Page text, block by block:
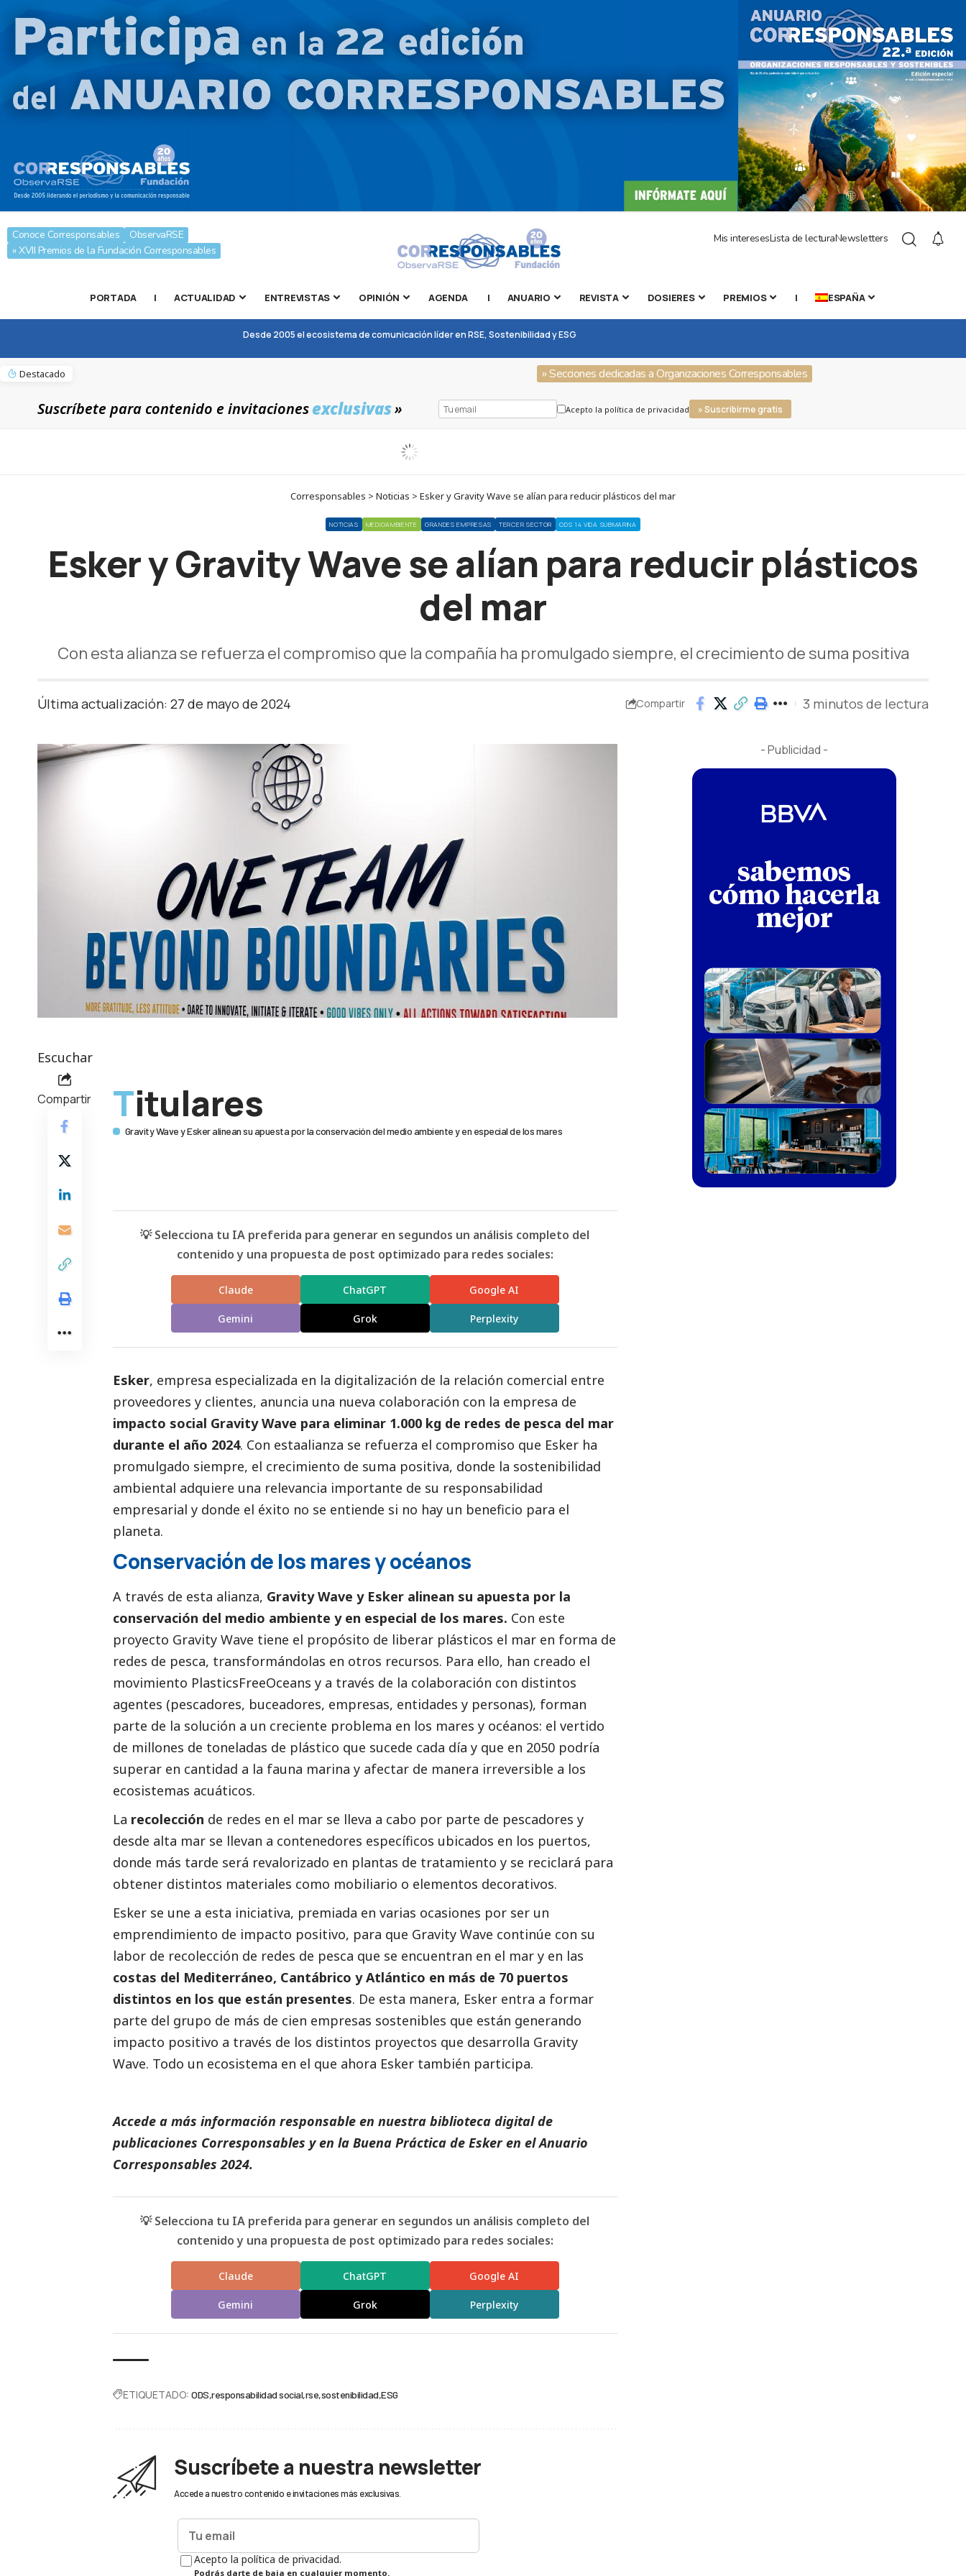
Conoce Corresponsables
ObservaRSE
» XVII Premios de la Fundación Corresponsables
Mis interesesLista de lecturaNewsletters
PORTADA | ACTUALIDAD ENTREVISTAS OPINIÓN AGENDA | ANUARIO REVISTA DOSIERES PREMIOS | ESPAÑA
Desde 2005 el ecosistema de comunicación líder en RSE, Sostenibilidad y ESG
Destacado » Secciones dedicadas a Organizaciones Corresponsables
Suscríbete para contenido e invitacionesexclusivas» Acepto la política de privacidad » Suscribirme gratis
Corresponsables > Noticias > Esker y Gravity Wave se alían para reducir plásticos del mar
NOTICIAS MEDIOAMBIENTE GRANDES EMPRESAS TERCER SECTOR ODS 14 VIDA SUBMARINA
Esker y Gravity Wave se alían para reducir plásticos
del mar
Con esta alianza se refuerza el compromiso que la compañía ha promulgado siempre, el crecimiento de suma positiva
Última actualización: 27 de mayo de 2024 Compartir 3 minutos de lectura
Escuchar
Compartir Titulares
Gravity Wave y Esker alinean su apuesta por la conservación del medio ambiente y en especial de los mares
💡 Selecciona tu IA preferida para generar en segundos un análisis completo del
contenido y una propuesta de post optimizado para redes sociales:
Claude ChatGPT Google AI
Gemini Grok Perplexity
Esker, empresa especializada en la digitalización de la relación comercial entre
proveedores y clientes, anuncia una nueva colaboración con la empresa de
impacto social Gravity Wave para eliminar 1.000 kg de redes de pesca del mar
durante el año 2024. Con estaalianza se refuerza el compromiso que Esker ha
promulgado siempre, el crecimiento de suma positiva, donde la sostenibilidad
ambiental adquiere una relevancia importante de su responsabilidad
empresarial y donde el éxito no se entiende si no hay un beneficio para el
planeta.
Conservación de los mares y océanos
A través de esta alianza, Gravity Wave y Esker alinean su apuesta por la
conservación del medio ambiente y en especial de los mares. Con este
proyecto Gravity Wave tiene el propósito de liberar plásticos el mar en forma de
redes de pesca, transformándolas en otros recursos. Para ello, han creado el
movimiento PlasticsFreeOceans y a través de la colaboración con distintos
agentes (pescadores, buceadores, empresas, entidades y personas), forman
parte de la solución a un creciente problema en los mares y océanos: el vertido
de millones de toneladas de plástico que sucede cada día y que en 2050 podría
superar en cantidad a la fauna marina y afectar de manera irreversible a los
ecosistemas acuáticos.
La recolección de redes en el mar se lleva a cabo por parte de pescadores y
desde alta mar se llevan a contenedores específicos ubicados en los puertos,
donde más tarde será revalorizado en plantas de tratamiento y se reciclará para
obtener distintos materiales como mobiliario o elementos decorativos.
Esker se une a esta iniciativa, premiada en varias ocasiones por ser un
emprendimiento de impacto positivo, para que Gravity Wave continúe con su
labor de recolección de redes de pesca que se encuentran en el mar y en las
costas del Mediterráneo, Cantábrico y Atlántico en más de 70 puertos
distintos en los que están presentes. De esta manera, Esker entra a formar
parte del grupo de más de cien empresas sostenibles que están generando
impacto positivo a través de los distintos proyectos que desarrolla Gravity
Wave. Todo un ecosistema en el que ahora Esker también participa.
Accede a más información responsable en nuestra biblioteca digital de
publicaciones Corresponsables y en la Buena Práctica de Eskeren elAnuario
Corresponsables 2024.
💡 Selecciona tu IA preferida para generar en segundos un análisis completo del
contenido y una propuesta de post optimizado para redes sociales:
Claude ChatGPT Google AI
Gemini Grok Perplexity
ETIQUETADO: ODS responsabilidad social rse sostenibilidad ESG
Suscríbete a nuestra newsletter
Accede a nuestro contenido e invitaciones más exclusivas.
Acepto la política de privacidad.
Podrás darte de baja en cualquier momento.
- Publicidad -